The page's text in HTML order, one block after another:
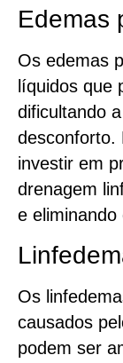
Edemas
Os edemas
líquidos que
dificultando
desconforto.
investir em
drenagem
e eliminando
Os
causados
podem ser